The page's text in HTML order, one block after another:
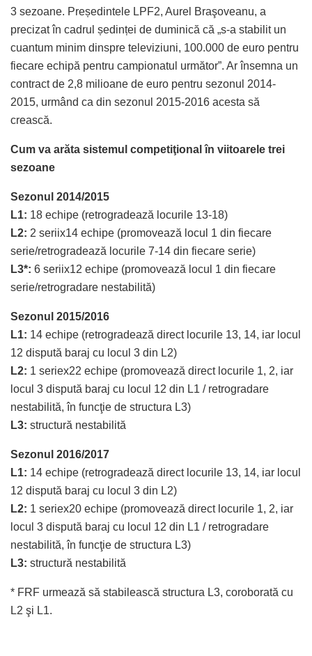
3 sezoane. Președintele LPF2, Aurel Braşoveanu, a
precizat în cadrul ședinței de duminică că „s-a stabilit un
cuantum minim dinspre televiziuni, 100.000 de euro pentru
fiecare echipă pentru campionatul următor”. Ar însemna un
contract de 2,8 milioane de euro pentru sezonul 2014-
2015, urmând ca din sezonul 2015-2016 acesta să
crească.
Cum va arăta sistemul competiţional în viitoarele trei
sezoane
Sezonul 2014/2015
L1: 18 echipe (retrogradează locurile 13-18)
L2: 2 seriix14 echipe (promovează locul 1 din fiecare
serie/retrogradează locurile 7-14 din fiecare serie)
L3*: 6 seriix12 echipe (promovează locul 1 din fiecare
serie/retrogradare nestabilită)
Sezonul 2015/2016
L1: 14 echipe (retrogradează direct locurile 13, 14, iar locul
12 dispută baraj cu locul 3 din L2)
L2: 1 seriex22 echipe (promovează direct locurile 1, 2, iar
locul 3 dispută baraj cu locul 12 din L1 / retrogradare
nestabilită, în funcţie de structura L3)
L3: structură nestabilită
Sezonul 2016/2017
L1: 14 echipe (retrogradează direct locurile 13, 14, iar locul
12 dispută baraj cu locul 3 din L2)
L2: 1 seriex20 echipe (promovează direct locurile 1, 2, iar
locul 3 dispută baraj cu locul 12 din L1 / retrogradare
nestabilită, în funcţie de structura L3)
L3: structură nestabilită
* FRF urmează să stabilească structura L3, coroborată cu
L2 şi L1.